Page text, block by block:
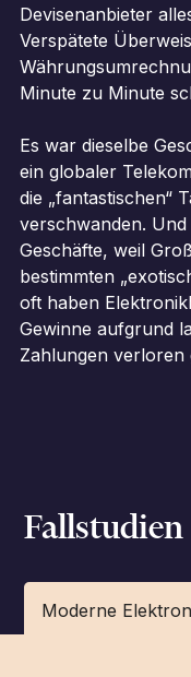
Devisenanbieter
Verspätete
Minute zu Minute
Es war dieselbe
ein globaler
die „fantastischen“
verschwanden. Und
Geschäfte, weil
bestimmten
oft haben
Gewinne aufgrund
Zahlungen verloren
Fallstudien
Moderne